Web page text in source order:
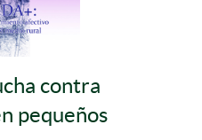
contra
pequeños